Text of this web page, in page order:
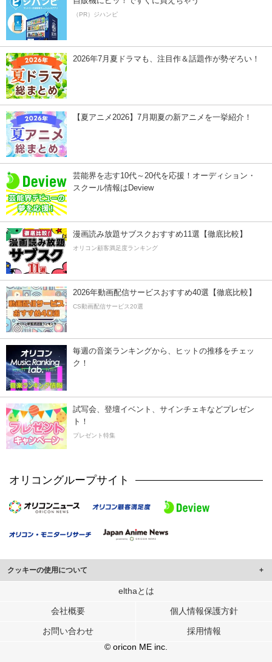
（PR）ジハンピ
2026年7月夏ドラマも、注目作＆話題作が勢ぞろい！
【夏アニメ2026】7月期夏の新アニメを一挙紹介！
芸能界を志す10代～20代を応援！オーディション・
スクール情報はDeview
漫画読み放題サブスクおすすめ11選【徹底比較】
オリコン顧客満足度ランキング
2026年動画配信サービスおすすめ40選【徹底比較】
CS動画配信サービス20選
毎週の音楽ランキングから、ヒットの推移をチェッ
ク！
試写会、登壇イベント、サインチェキなどプレゼン
ト！
プレゼント特集
オリコングループサイト
クッキーの使用について
このサイトでは Cookie を使用して、ユーザーに合わせたコンテンツや広告の
行っています。
メディアや広告配信、データ解析の各パートナーに提供しています。
各パートナーは、この情報とユーザーが各パートナーに提供した他の情報や、
ユーザーが各パートナーのサービスを使用したときに収集した他の情報を組み
elthaとは
会社概要 個人情報保護方針
お問い合わせ
採用情報
© oricon ME inc.